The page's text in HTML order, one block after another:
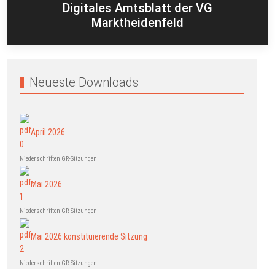
Digitales Amtsblatt der VG
Marktheidenfeld
Neueste Downloads
April 2026
Niederschriften GR-Sitzungen
Mai 2026
Niederschriften GR-Sitzungen
Mai 2026 konstituierende Sitzung
Niederschriften GR-Sitzungen